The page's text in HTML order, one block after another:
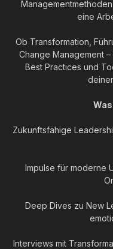
eine
Ob Transformation,
Change Management
Best Practices und
Zukunftsfähige
Impulse für moderne
Deep Dives zu New
Interviews mit